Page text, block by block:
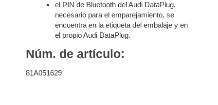
el PIN de Bluetooth del Audi DataPlug,
necesario para el emparejamiento, se
encuentra en la etiqueta del embalaje y en
el propio Audi DataPlug.
Núm. de artículo:
81A051629